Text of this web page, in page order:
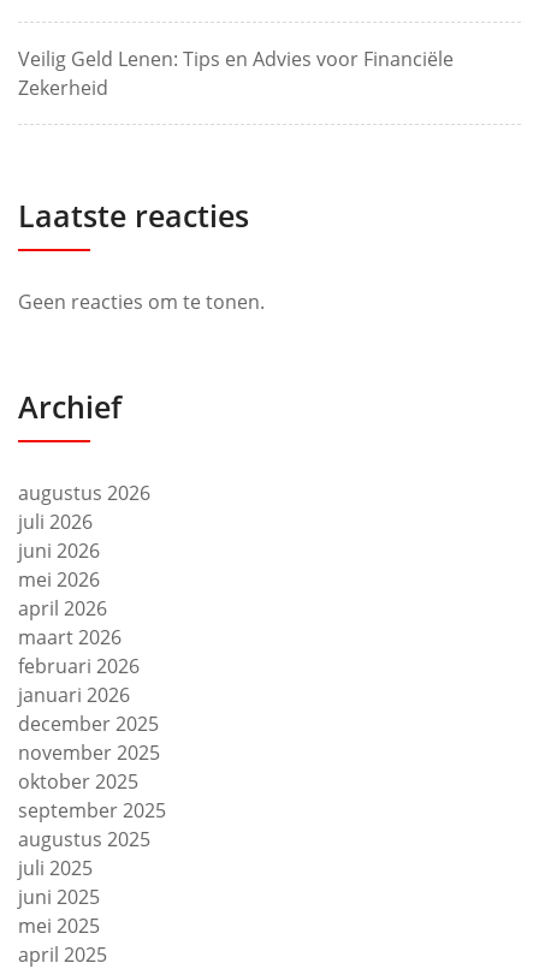
Veilig Geld Lenen: Tips en Advies voor Financiële
Zekerheid
Laatste reacties
Geen reacties om te tonen.
Archief
augustus 2026
juli 2026
juni 2026
mei 2026
april 2026
maart 2026
februari 2026
januari 2026
december 2025
november 2025
oktober 2025
september 2025
augustus 2025
juli 2025
juni 2025
mei 2025
april 2025